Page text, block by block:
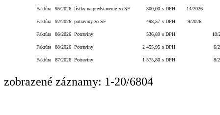
Faktúra 95/2026 lístky na predstavenie zo SF 300,00 s DPH 14/2026
Faktúra 92/2026 potraviny zo SF 498,57 s DPH 9/2026
Faktúra 86/2026 Potraviny 536,89 s DPH 10/
Faktúra 88/2026 Potraviny 2 455,95 s DPH 6/
Faktúra 87/2026 Potraviny 1 575,80 s DPH 8/
zobrazené záznamy: 1-20/6804